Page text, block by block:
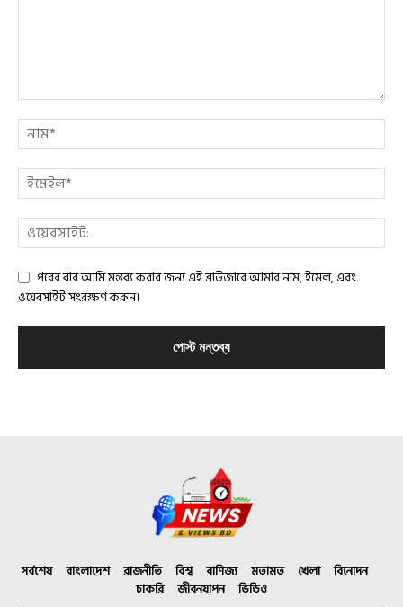
পরের বার আমি মন্তব্য করার জন্য এই ব্রাউজারে আমার নাম, ইমেল, এবং
ওয়েবসাইট সংরক্ষণ করুন।
সর্বশেষ বাংলাদেশ রাজনীতি বিশ্ব বাণিজ্য মতামত খেলা
বিনোদন
চাকরি
জীবনযাপন ভিডিও